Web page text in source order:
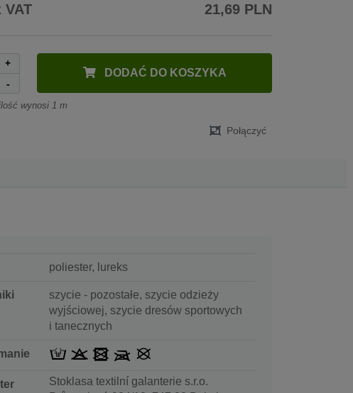
VAT 21,69 PLN
+
-
DODAĆ DO KOSZYKA
wynosi 1 m
Połączyć
poliester, lureks
szycie - pozostałe, szycie odzieży
wyjściowej, szycie dresów sportowych
i tanecznych
Stoklasa textilní galanterie s.r.o.